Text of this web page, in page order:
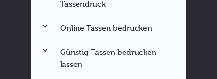
Tassendruck
Online Tassen bedrucken
Günstig Tassen bedrucken
lassen